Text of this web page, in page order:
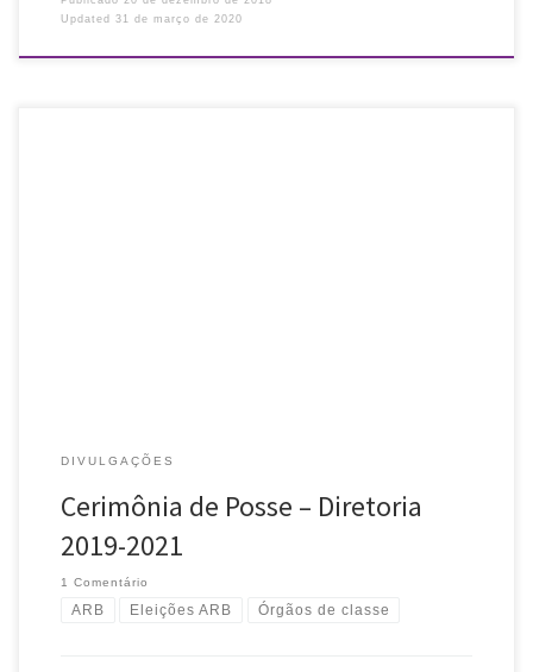
Updated 31 de março de 2020
DIVULGAÇÕES
Cerimônia de Posse – Diretoria
2019-2021
1 Comentário
ARB Eleições ARB Órgãos de classe